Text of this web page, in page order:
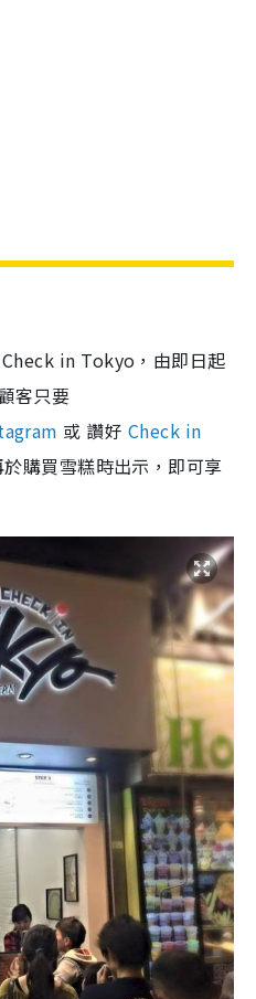
in Tokyo，由即日起
客只要
或 讚好 Check in
於購買雪糕時出示，即可享